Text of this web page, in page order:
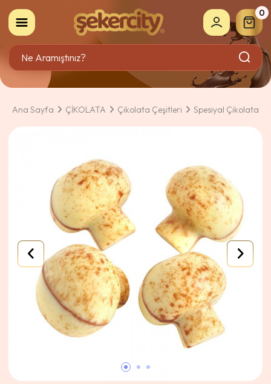
0
Ana Sayfa ÇİKOLATA Çikolata Çeşitleri Spesiyal Çikolata